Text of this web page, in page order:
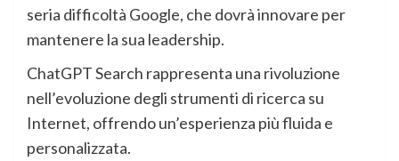
seria difficoltà Google, che dovrà innovare per
mantenere la sua leadership.
ChatGPT Search rappresenta una rivoluzione
nell’evoluzione degli strumenti di ricerca su
Internet, offrendo un’esperienza più fluida e
personalizzata.